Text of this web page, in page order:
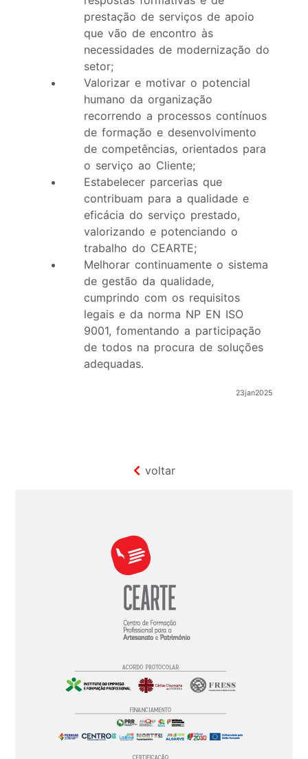
prestação de serviços de apoio
que vão de encontro às
necessidades de modernização do
setor;
Valorizar e motivar o potencial
humano da organização
recorrendo a processos contínuos
de formação e desenvolvimento
de competências, orientados para
o serviço ao Cliente;
Estabelecer parcerias que
contribuam para a qualidade e
eficácia do serviço prestado,
valorizando e potenciando o
trabalho do CEARTE;
Melhorar continuamente o sistema
de gestão da qualidade,
cumprindo com os requisitos
legais e da norma NP EN ISO
9001, fomentando a participação
de todos na procura de soluções
adequadas.
23jan2025
voltar